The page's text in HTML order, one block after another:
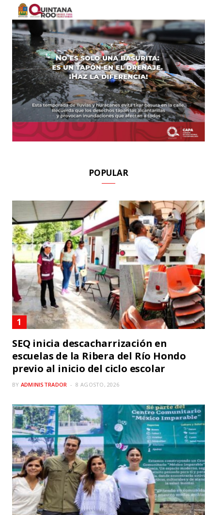
POPULAR
SEQ inicia descacharrización en
escuelas de la Ribera del Río Hondo
previo al inicio del ciclo escolar
BY ADMINISTRADOR 8 AGOSTO, 2026